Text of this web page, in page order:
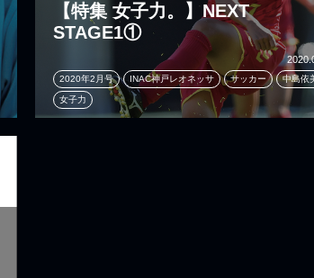
【特集 女子力。】NEXT
STAGE1①
2020年2月号 INAC神戸レオネッサ サッカー 中島依
女子力